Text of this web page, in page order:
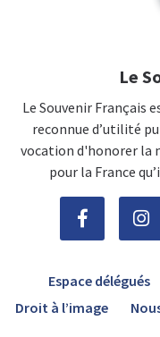
Le
Le Souvenir Français
reconnue d’utilité
vocation d'honorer la
pour la France
Espace délégués
Droit à l’image